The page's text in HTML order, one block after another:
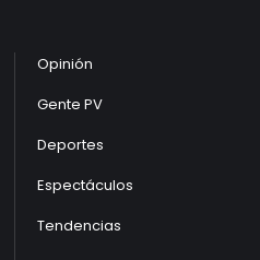
Opinión
Gente PV
Deportes
Espectáculos
Tendencias